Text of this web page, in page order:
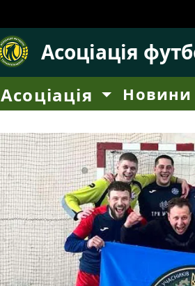
Асоціація
Асоціація Новини